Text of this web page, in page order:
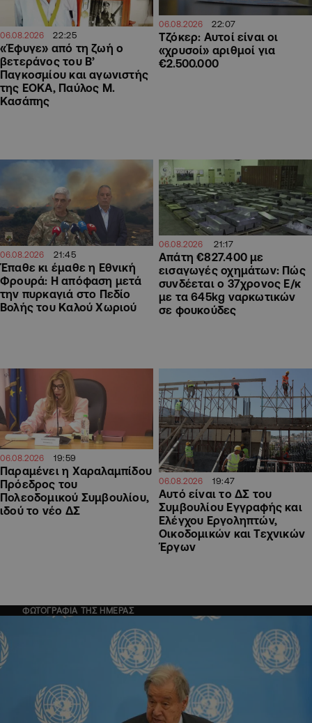
06.08.2026 22:25
«Έφυγε» από τη ζωή ο
βετεράνος του Β’
Παγκοσμίου και αγωνιστής
της ΕΟΚΑ, Παύλος Μ.
Κασάπης
06.08.2026 22:07
Τζόκερ: Αυτοί είναι οι
«χρυσοί» αριθμοί για
€2.500.000
06.08.2026 21:45
Έπαθε κι έμαθε η Εθνική
Φρουρά: Η απόφαση μετά
την πυρκαγιά στο Πεδίο
Βολής του Καλού Χωριού
06.08.2026 21:17
Απάτη €827.400 με
εισαγωγές οχημάτων: Πώς
συνδέεται ο 37χρονος Ε/κ
με τα 645kg ναρκωτικών
σε φουκούδες
06.08.2026 19:59
Παραμένει η Χαραλαμπίδου
Πρόεδρος του
Πολεοδομικού Συμβουλίου,
ιδού το νέο ΔΣ
06.08.2026 19:47
Αυτό είναι το ΔΣ του
Συμβουλίου Εγγραφής και
Ελέγχου Εργοληπτών,
Οικοδομικών και Τεχνικών
Έργων
ΦΩΤΟΓΡΑΦΙΑ ΤΗΣ ΗΜΕΡΑΣ